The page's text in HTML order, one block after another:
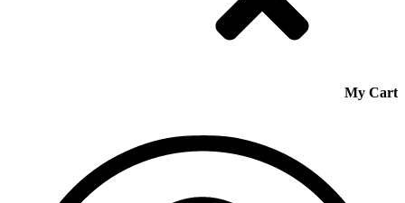
My Cart